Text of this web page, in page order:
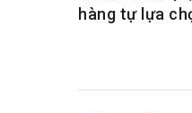
hàng tự lựa